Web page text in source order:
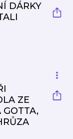
DÁRKY
ZE
GOTTA,